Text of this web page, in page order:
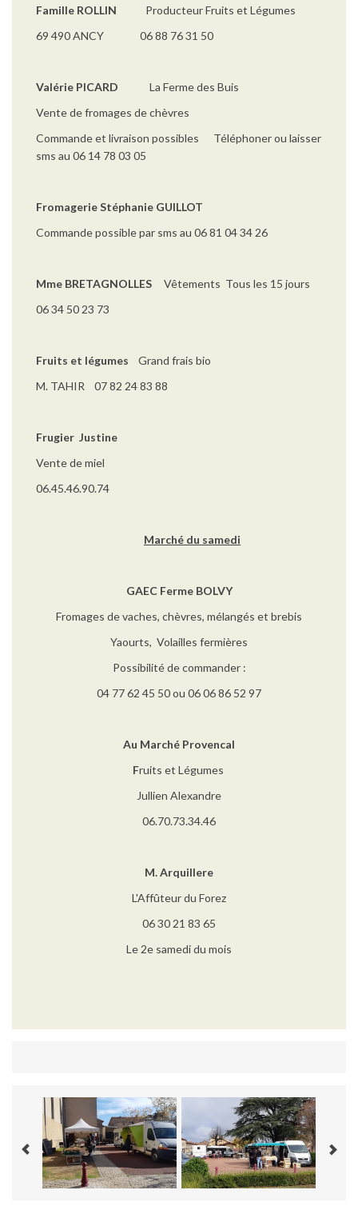
Famille ROLLIN Producteur Fruits et Légumes
69 490 ANCY 06 88 76 31 50
Valérie PICARD La Ferme des Buis
Vente de fromages de chèvres
Commande et livraison possibles Téléphoner ou laisser
sms au 06 14 78 03 05
Fromagerie Stéphanie GUILLOT
Commande possible par sms au 06 81 04 34 26
Mme BRETAGNOLLES Vêtements Tous les 15 jours
06 34 50 23 73
Fruits et légumes Grand frais bio
M. TAHIR 07 82 24 83 88
Frugier Justine
Vente de miel
06.45.46.90.74
Marché du samedi
GAEC Ferme BOLVY
Fromages de vaches, chèvres, mélangés et brebis
Yaourts, Volailles fermières
Possibilité de commander :
04 77 62 45 50 ou 06 06 86 52 97
Au Marché Provencal
Fruits et Légumes
Jullien Alexandre
06.70.73.34.46
M. Arquillere
L'Affûteur du Forez
06 30 21 83 65
Le 2e samedi du mois